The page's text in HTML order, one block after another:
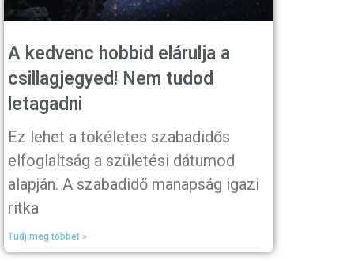
A kedvenc hobbid elárulja a
csillagjegyed! Nem tudod
letagadni
Ez lehet a tökéletes szabadidős
elfoglaltság a születési dátumod
alapján. A szabadidő manapság igazi
ritka
Tudj meg többet »